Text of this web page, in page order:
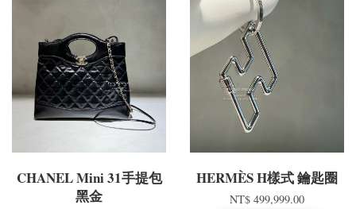
CHANEL Mini 31手提包
黑金
HERMÈS H樣式 鑰匙圈
NT$ 499,999.00